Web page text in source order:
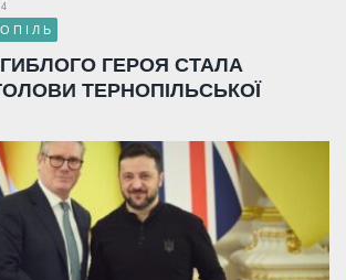
ГЕРОЯ СТАЛА
ТЕРНОПІЛЬСЬКОЇ